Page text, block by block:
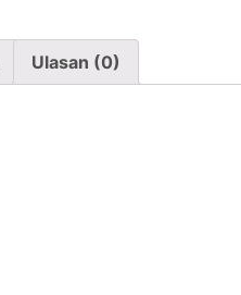
Ulasan (0)